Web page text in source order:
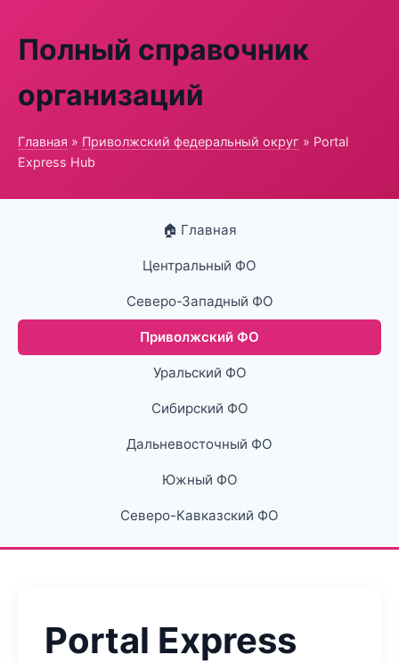
Полный справочник
организаций
Главная » Приволжский федеральный округ » Portal
Express Hub
🏠 Главная
Центральный ФО
Северо-Западный ФО
Приволжский ФО
Уральский ФО
Сибирский ФО
Дальневосточный ФО
Южный ФО
Северо-Кавказский ФО
Portal Express